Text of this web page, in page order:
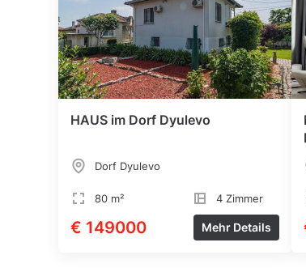
HAUS im Dorf Dyulevo
Dorf Dyulevo
80 m² 4 Zimmer
€ 149000 Mehr Details